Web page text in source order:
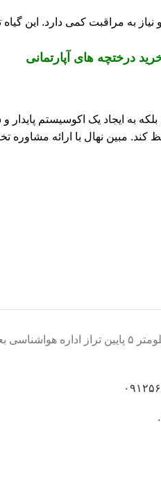
درختچه های آپارتمانی
بلکه به ایجاد یک اکوسیستم
مبین نهال با ارائه مشاوره
: جاده محمدشهر کیلومتر ۵ پایین تراز اداره هواشناسی